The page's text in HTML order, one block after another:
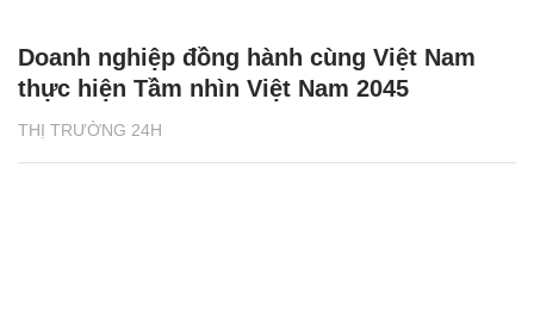
THỊ TRƯỜNG 24H
Doanh nghiệp đồng hành cùng Việt Nam
thực hiện Tầm nhìn Việt Nam 2045